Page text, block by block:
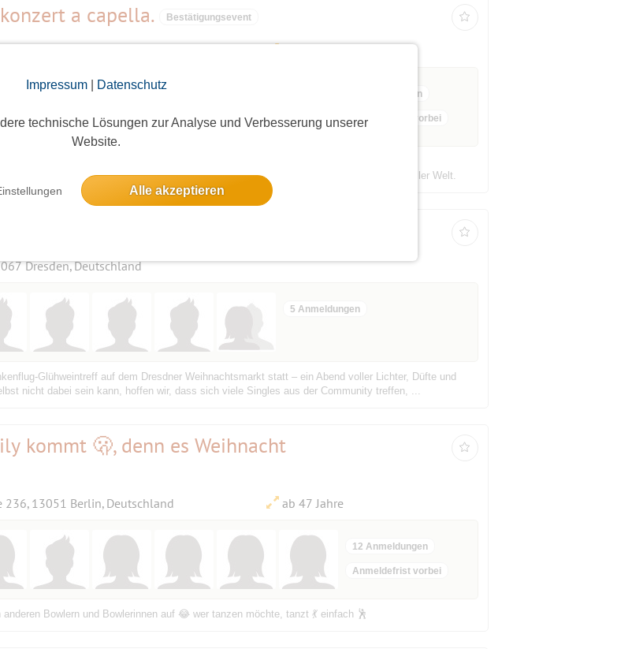
Impressum| Datenschutz
technische Lösungen zur Analyse und Verbesserung unserer
Website.
Alle akzeptieren
a capella. Bestätigungsevent
8 Anmeldungen
Anmeldefrist vorbei
wieder zum Konzert von "Intermezzo Vocale Berlin" ein.
von dem Können der Chormitglieder und der Vielfalt ihrer dargebotenen Lieder aus aller Welt.
Dresden, Deutschland
5 Anmeldungen
Glühweintreff auf dem Dresdner Weihnachtsmarkt statt – ein Abend voller Lichter, Düfte und
nicht dabei sein kann, hoffen wir, dass sich viele Singles aus der Community treffen, ...
kommt 🫢, denn es Weihnacht
236, 13051 Berlin, Deutschland ab 47 Jahre
12 Anmeldungen
Anmeldefrist vorbei
Bowlern und Bowlerinnen auf 😂 wer tanzen möchte, tanzt 💃 einfach 🕺